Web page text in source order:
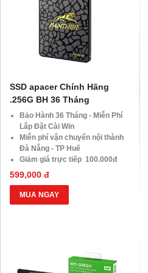
SSD apacer Chính Hãng
.256G BH 36 Tháng
Bảo Hành 36 Tháng - Miễn Phí
Lắp Đặt Cài Win
Miễn phí vận chuyển nội thành
Đà Nẵng - TP Huế
Giảm giá trực tiếp 100.000đ
đối với khách hàng Áp Dụng
VOCHER TRị Giá 850.000đ
599,000 đ
MUA NGAY